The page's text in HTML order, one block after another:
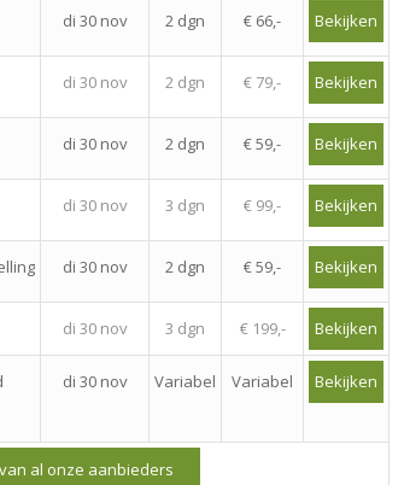
di 30 nov 2 dgn € 66,- Bekijken
di 30 nov 2 dgn € 79,- Bekijken
di 30 nov 2 dgn € 59,- Bekijken
di 30 nov 3 dgn € 99,- Bekijken
di 30 nov 2 dgn € 59,- Bekijken
di 30 nov 3 dgn € 199,- Bekijken
di 30 nov Variabel Variabel Bekijken
al onze aanbieders